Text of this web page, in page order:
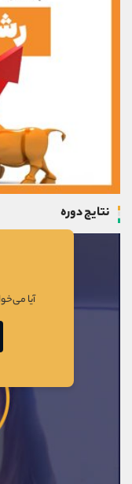
نتایج دوره
آیا